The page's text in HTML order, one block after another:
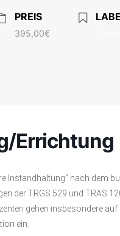
PREIS
395,00€
Errichtung
Instandhaltung” nach dem
der TRGS 529 und TRAS
gehen insbesondere
ein.